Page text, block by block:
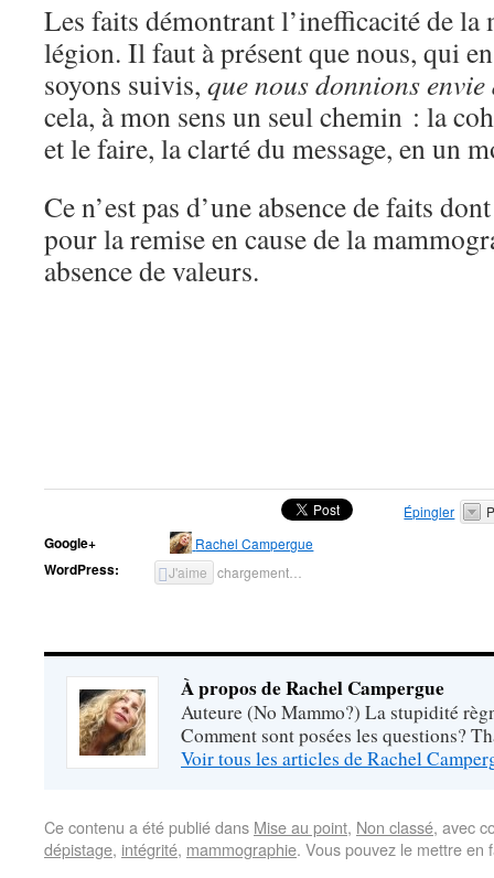
Les faits démontrant l’inefficacité de la
légion. Il faut à présent que nous, qui
soyons suivis, que nous donnions envie
cela, à mon sens un seul chemin : la
et le faire, la clarté du message, en un
Ce n’est pas d’une absence de faits
pour la remise en cause de la
absence de valeurs.
Épingler
Google+ Rachel Campergue
WordPress: J'aime chargement…
À propos de Rachel Campergue
Auteure (No Mammo?) La stupidité
Comment sont posées les questions?
Voir tous les articles de Rachel
Ce contenu a été publié dans Mise au point, Non classé, avec
dépistage, intégrité, mammographie. Vous pouvez le mettre en